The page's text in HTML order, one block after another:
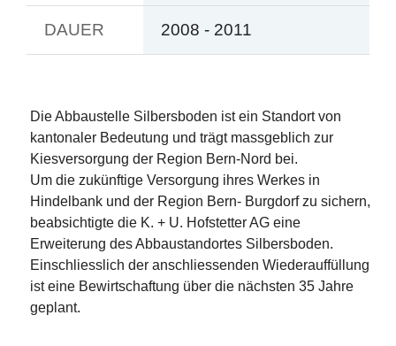
DAUER 2008 - 2011
Die Abbaustelle Silbersboden ist ein Standort von
kantonaler Bedeutung und trägt massgeblich zur
Kiesversorgung der Region Bern-Nord bei.
Um die zukünftige Versorgung ihres Werkes in
Hindelbank und der Region Bern- Burgdorf zu sichern,
beabsichtigte die K. + U. Hofstetter AG eine
Erweiterung des Abbaustandortes Silbersboden.
Einschliesslich der anschliessenden Wiederauffüllung
ist eine Bewirtschaftung über die nächsten 35 Jahre
geplant.